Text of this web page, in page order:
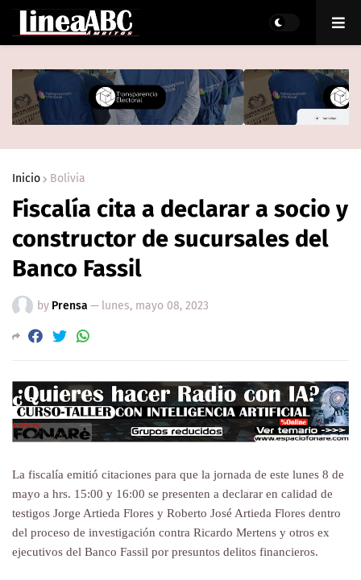
Inicio Bolivia
Fiscalía cita a declarar a socio y
constructor de sucursales del
Banco Fassil
by Prensa — lunes, mayo 08, 2023
La fiscalía emitió citaciones para que la jornada de este lunes 8 de
mayo a hrs. 15:00 y 16:00 se presenten a declarar en calidad de
testigos Jorge Artieda Flores y Roberto José Artieda Flores dentro
del proceso de investigación contra Ricardo Mertens y otros ex
ejecutivos del Banco Fassil por presuntos delitos financieros.